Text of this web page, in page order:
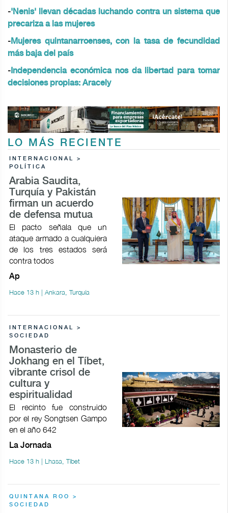
-'Nenis' llevan décadas luchando contra un sistema que
precariza a las mujeres
-Mujeres quintanarroenses, con la tasa de fecundidad
más baja del país
- Independencia económica nos da libertad para tomar
decisiones propias: Aracely
LO MÁS RECIENTE
INTERNACIONAL >
POLÍTICA
Arabia Saudita,
Turquía y Pakistán
firman un acuerdo
de defensa mutua
El pacto señala que un
ataque armado a cualquiera
de los tres estados será
contra todos
Ap
Hace 13 h | Ankara, Turquía
INTERNACIONAL >
SOCIEDAD
Monasterio de
Jokhang en el Tíbet,
vibrante crisol de
cultura y
espiritualidad
El recinto fue construido
por el rey Songtsen Gampo
en el año 642
La Jornada
Hace 13 h | Lhasa, Tíbet
QUINTANA ROO >
SOCIEDAD